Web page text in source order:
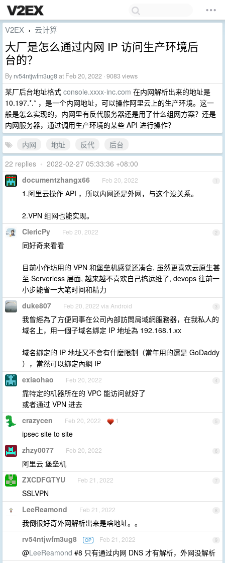
V2EX › 云计算
大厂是怎么通过内网 IP 访问生产环境后
台的？
By rv54ntjwfm3ug8at Feb 20, 2022 · 9083 views
某厂后台地址格式 console.xxxx-inc.com 在内网解析出来的地址是
10.197.*.* ，是一个内网地址，可以操作阿里云上的生产环境。这一
般是怎么实现的，内网里有反代服务器还是用了什么组网方案？还是
内网服务器，通过调用生产环境的某些 API 进行操作？
内网
地址 反代
后台
22 replies • 2022-02-27 05:33:36 +08:00
1
documentzhangx66 Feb 20, 2022
1.阿里云操作 API ，所以内网还是外网，与这个没关系。
2.VPN 组网也能实现。
2
ClericPy Feb 20, 2022
同好奇来看看
目前小作坊用的 VPN 和堡垒机感觉还凑合, 虽然更喜欢云原生甚
至 Serverless 层面, 越来越不喜欢自己搞运维了, devops 往前一
小步能省一大笔时间和精力
3
duke807 Feb 20, 2022 via Android
我曾經為了方便同事在公司內部訪問局域網服務器，在我私人的
域名上，用一個子域名綁定 IP 地址為 192.168.1.xx
域名綁定的 IP 地址又不會有什麼限制（當年用的還是 GoDaddy
），當然可以綁定內網 IP
4
exiaohao Feb 20, 2022
靠特定的机器所在的 VPC 能访问就好了
或者通过 VPN 进去
5
crazycen Feb 20, 2022 1
ipsec site to site
6
zhzy0077 Feb 20, 2022
阿里云 堡垒机
7
ZXCDFGTYU Feb 21, 2022
SSLVPN
8
LeeReamond Feb 21, 2022
我倒很好奇外网解析出来是啥地址。。
9
rv54ntjwfm3ug8 OP Feb 21, 2022
@LeeReamond #8 只有通过内网 DNS 才有解析，外网没解析